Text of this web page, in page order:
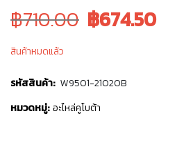
Original
price
was:
฿710.00.
฿710.00 Current
฿710.00.
฿674.50
สินค้าหมดแล้ว
รหัสสินค้า: W9501-21020B
หมวดหมู่: อะไหล่คูโบต้า